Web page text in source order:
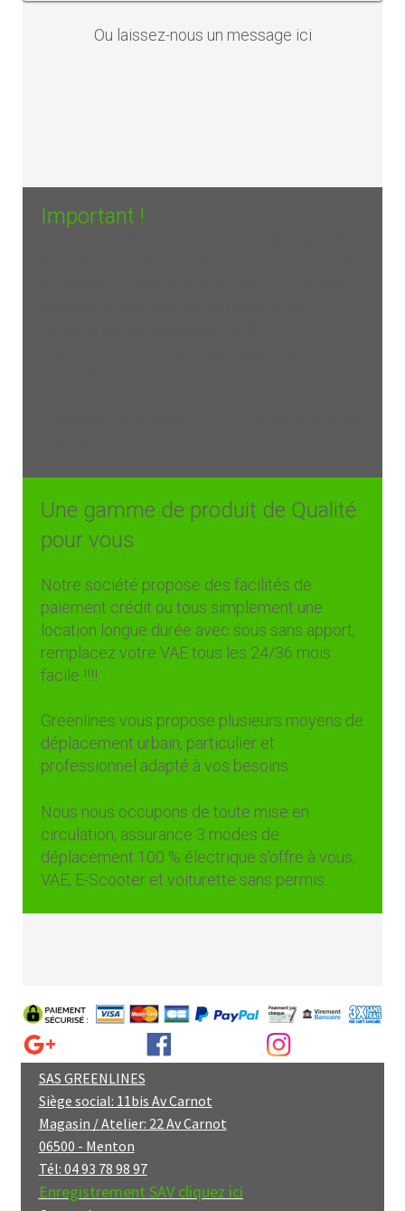
Ou laissez-nous un message ici
Important !
Une gamme de produit de Qualité
pour vous
Notre société propose des facilités de
paiement crédit ou tous simplement une
location longue durée avec sous sans apport,
remplacez votre VAE tous les 24/36 mois
facile !!!!
Greenlines vous propose plusieurs moyens de
déplacement urbain, particulier et
professionnel adapté à vos besoins
Nous nous occupons de toute mise en
circulation, assurance 3 modes de
déplacement 100 % électrique s'offre à vous,
VAE, E-Scooter et voiturette sans permis.
SAS GREENLINES
Siège social: 11bis Av Carnot
Magasin / Atelier: 22 Av Carnot
06500 - Menton
Tél: 04 93 78 98 97
Enregistrement SAV cliquez ici